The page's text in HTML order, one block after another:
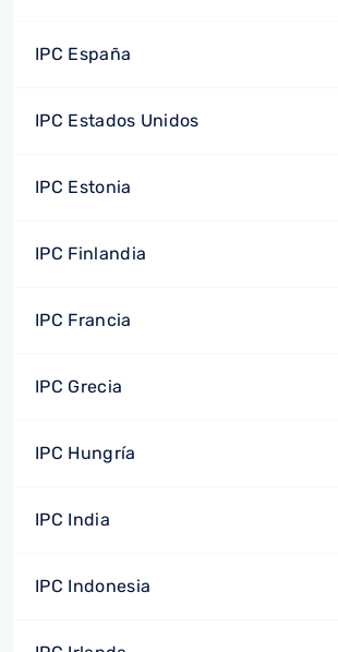
IPC España
IPC Estados Unidos
IPC Estonia
IPC Finlandia
IPC Francia
IPC Grecia
IPC Hungría
IPC India
IPC Indonesia